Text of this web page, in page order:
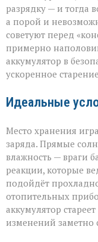
разрядку — и тогда
а порой и
советуют перед
примерно
аккумулятор в
ускоренное
Идеальные
Место хранения
заряда. Прямые
влажность — враги
реакции, которые
подойдёт
отопительных
аккумулятор
изменений заметно